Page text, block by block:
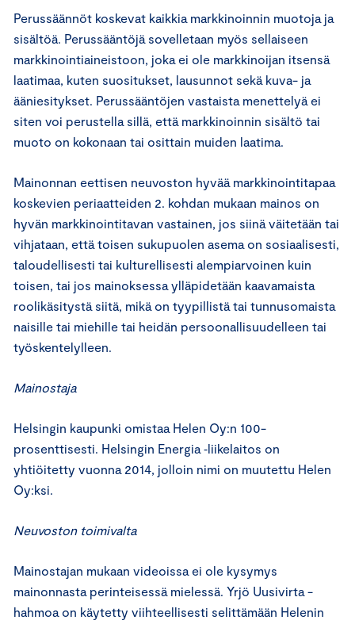
Perussäännöt koskevat kaikkia markkinoinnin muotoja ja
sisältöä. Perussääntöjä sovelletaan myös sellaiseen
markkinointiaineistoon, joka ei ole markkinoijan itsensä
laatimaa, kuten suositukset, lausunnot sekä kuva- ja
ääniesitykset. Perussääntöjen vastaista menettelyä ei
siten voi perustella sillä, että markkinoinnin sisältö tai
muoto on kokonaan tai osittain muiden laatima.
Mainonnan eettisen neuvoston hyvää markkinointitapaa
koskevien periaatteiden 2. kohdan mukaan mainos on
hyvän markkinointitavan vastainen, jos siinä väitetään tai
vihjataan, että toisen sukupuolen asema on sosiaalisesti,
taloudellisesti tai kulturellisesti alempiarvoinen kuin
toisen, tai jos mainoksessa ylläpidetään kaavamaista
roolikäsitystä siitä, mikä on tyypillistä tai tunnusomaista
naisille tai miehille tai heidän persoonallisuudelleen tai
työskentelylleen.
Mainostaja
Helsingin kaupunki omistaa Helen Oy:n 100-
prosenttisesti. Helsingin Energia ‑liikelaitos on
yhtiöitetty vuonna 2014, jolloin nimi on muutettu Helen
Oy:ksi.
Neuvoston toimivalta
Mainostajan mukaan videoissa ei ole kysymys
mainonnasta perinteisessä mielessä. Yrjö Uusivirta -
hahmoa on käytetty viihteellisesti selittämään Helenin